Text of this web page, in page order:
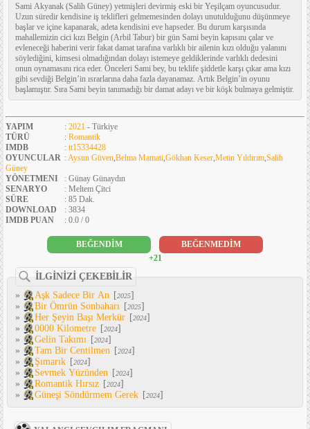
Sami Akyanak (Salih Güney) yetmişleri devirmiş eski bir Yeşilçam oyuncusudur.
Uzun süredir kendisine iş teklifleri gelmemesinden dolayı unutulduğunu düşünmeye
başlar ve içine kapanarak, adeta kendisini eve hapseder. Bu durum karşısında
mahallemizin cici kızı Belgin (Arbil Tabur) bir gün Sami beyin kapısını çalar ve
evleneceği haberini verir fakat damat tarafına varlıklı bir ailenin kızı olduğu yalanını
söylediğini, kimsesi olmadığından dolayı istemeye geldiklerinde varlıklı dedesini
onun oynamasını rica eder. Önceleri Sami bey, bu teklife şiddetle karşı çıkar ama kızı
gibi sevdiği Belgin’in ısrarlarına daha fazla dayanamaz. Artık Belgin’in oyunu
başlamıştır. Sıra Sami beyin tanımadığı bir damat adayı ve bir köşk bulmaya gelmiştir.
YAPIM : 2021 - Türkiye
TÜRÜ
: Romantik
IMDB
: tt15334428
OYUNCULAR :Aysun Güven,Belma Mamati,Gökhan Keser,Metin Yıldırım,Salih
Güney
YÖNETMENI
: Günay Günaydın
SENARYO
: Meltem Çitci
SÜRE
: 85 Dak.
DOWNLOAD
: 3834
IMDB PUAN
: 0.0 / 0
BEĞENDİM
BEĞENMEDİM
+21
İLGİNİZİ ÇEKEBİLİR
»
Aşk Sadece Bir An [2025]
»
Bir Ömrün Sonbaharı [2025]
»
Her Şeyin Başı Merkür [2024]
»
0000 Kilometre [2024]
»
Gelin Takımı [2024]
»
Tam Bir Centilmen [2024]
»
Şımarık [2024]
»
Sevmek Yüzünden [2024]
»
Romantik Hırsız [2024]
»
Güneşi Söndürmem Gerek [2024]